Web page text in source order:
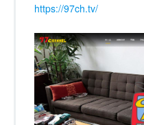
https://97ch.tv/